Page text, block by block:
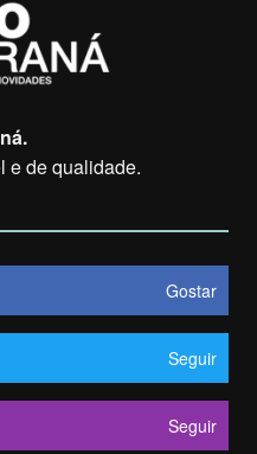
e de qualidade.
Gostar
Seguir
Seguir